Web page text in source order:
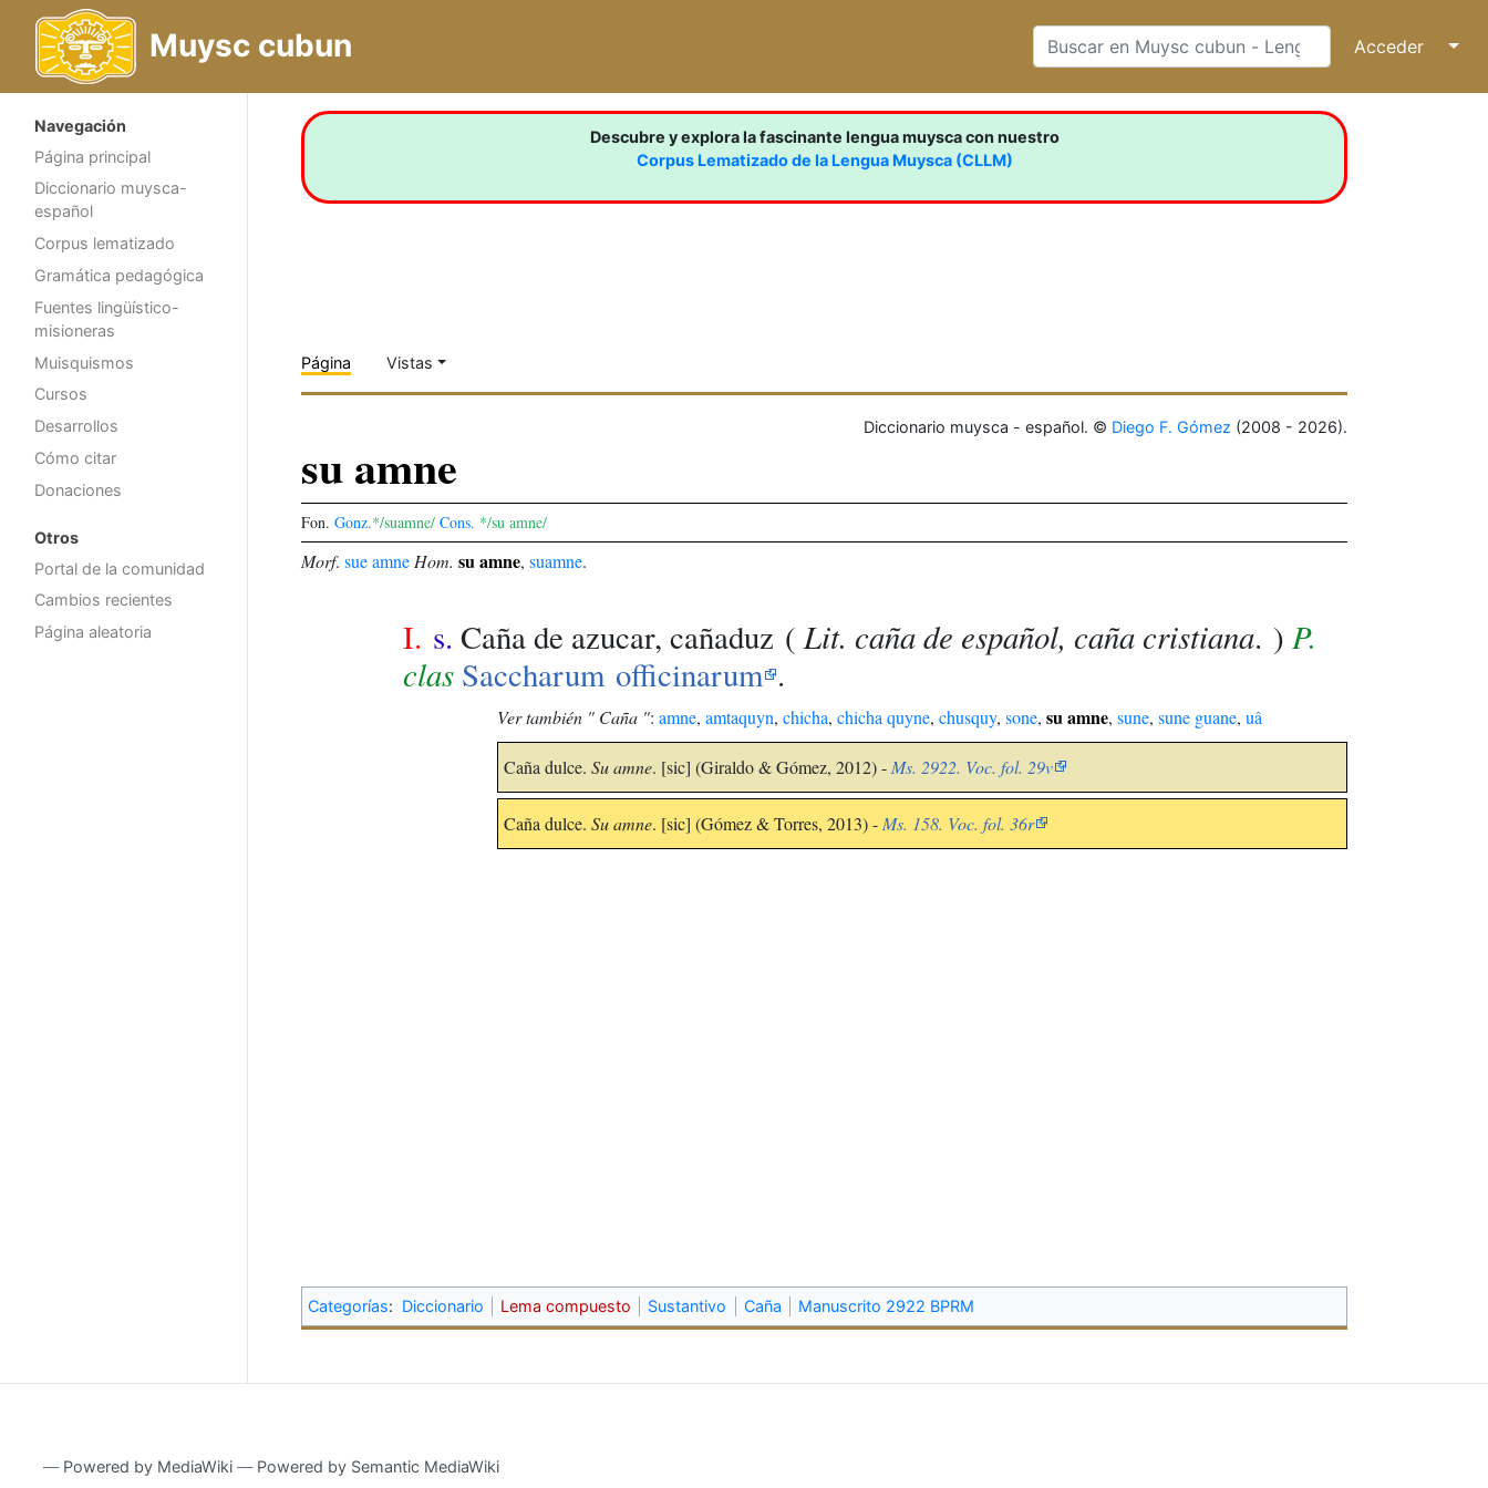
Muysc cubun Acceder ↓
Navegación
Página principal
Diccionario muysca-
español
Corpus lematizado
Gramática pedagógica
Fuentes lingüístico-
misioneras
Muisquismos
Cursos
Desarrollos
Cómo citar
Donaciones
Otros
Portal de la comunidad
Cambios recientes
Página aleatoria
Descubre y explora la fascinante lengua muysca con nuestro
Corpus Lematizado de la Lengua Muysca (CLLM)
Página Vistas
Diccionario muysca - español. © Diego F. Gómez (2008 - 2026).
su amne
Fon. Gonz.*/suamne/ Cons. */su amne/
Morf. sueamne Hom. su amne, suamne.
I. s. Caña de azucar, cañaduz ( Lit. caña de español, caña cristiana. ) P.
clas Saccharum officinarum .
Ver también " Caña ":amne,amtaquyn,chicha,chicha quyne,chusquy,sone,su amne,sune,sune guane,uâ
Caña dulce.Su amne. [sic] (Giraldo & Gómez, 2012) - Ms. 2922. Voc. fol. 29v
Caña dulce.Su amne. [sic] (Gómez & Torres, 2013) - Ms. 158. Voc. fol. 36r
Categorías: Diccionario Lema compuesto Sustantivo Caña Manuscrito 2922 BPRM
― Powered by MediaWiki ― Powered by Semantic MediaWiki